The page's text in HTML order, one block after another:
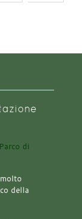
della